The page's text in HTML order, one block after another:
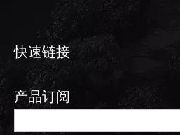
快速链接
产品订阅